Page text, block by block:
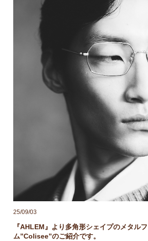
25/09/03
『AHLEM』より多角形シェイプのメタル
ム”Colisee”のご紹介です。